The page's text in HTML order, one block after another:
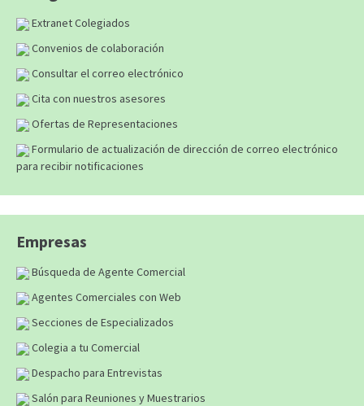
Extranet Colegiados
Convenios de colaboración
Consultar el correo electrónico
Cita con nuestros asesores
Ofertas de Representaciones
Formulario de actualización de dirección de correo electrónico
para recibir notificaciones
Empresas
Búsqueda de Agente Comercial
Agentes Comerciales con Web
Secciones de Especializados
Colegia a tu Comercial
Despacho para Entrevistas
Salón para Reuniones y Muestrarios